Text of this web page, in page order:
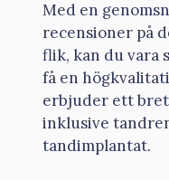
Med en
recensioner på
flik, kan du vara
få en
erbjuder ett
inklusive
tandimplantat.